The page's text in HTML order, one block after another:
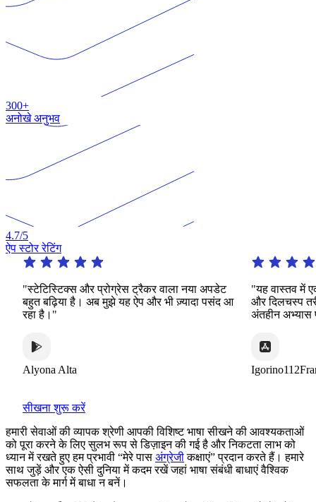
300+
अनोखे अनुभव
4.7/5
ऐप स्टोर रेटिंग
"स्टेटिस्टिक्स और प्रोग्रेस ट्रैकर वाला नया अपडेट
बहुत बढ़िया है। अब मुझे यह ऐप और भी ज़्यादा पसंद आ
रहा है।"
Alyona Alta
"यह वास्तव में
और दिलचस्प
अंतहीन अभ्यास
सीखना शुरू करें
हमारी सेवाओं की व्यापक श्रेणी आपकी विशिष्ट भाषा सीखने की आवश्यकताओं
को पूरा करने के लिए सुलभ रूप से डिज़ाइन की गई है और निकटता लाभ को
ध्यान में रखते हुए हम प्रभावी “मेरे पास अंग्रेजीकक्षाएं” प्रदान करते हैं। हमारे
साथ जुड़ें और एक ऐसी दुनिया में कदम रखें जहां भाषा संबंधी बाधाएं वैश्विक
सफलता के मार्ग में बाधा न बनें।